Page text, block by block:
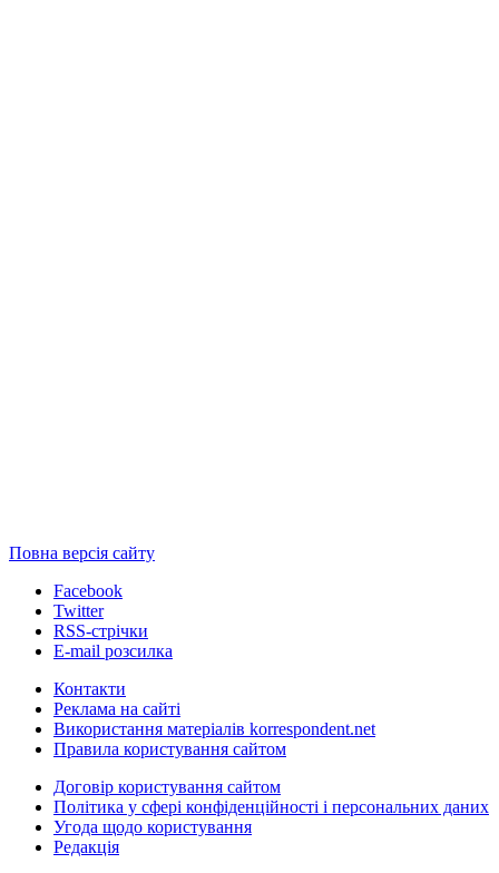
Повна версія сайту
Facebook
Twitter
RSS-стрічки
E-mail розсилка
Контакти
Реклама на сайті
Використання матеріалів korrespondent.net
Правила користування сайтом
Договір користування сайтом
Політика у сфері конфіденційності і персональних даних
Угода щодо користування
Редакція